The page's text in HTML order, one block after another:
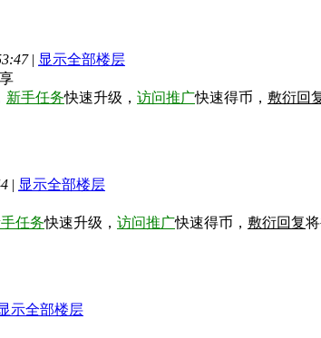
| 显示全部楼层
新手任务快速升级， 访问推广快速得币， 敷衍回
| 显示全部楼层
任务快速升级， 访问推广快速得币， 敷衍回复
示全部楼层